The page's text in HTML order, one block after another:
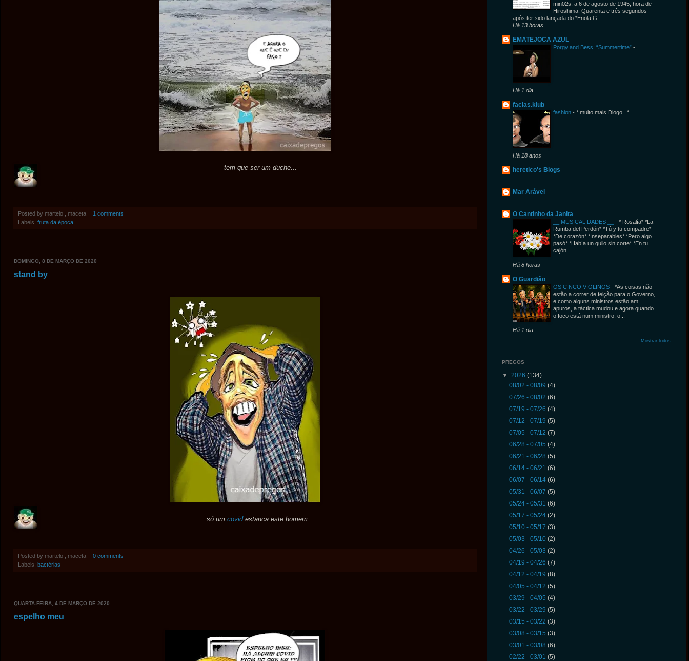
tem que ser um duche...
Posted by martelo , maceta
1 comments
Labels: fruta da época
DOMINGO, 8 DE MARÇO DE 2020
stand by
só umcovidestanca este homem...
Posted by martelo , maceta
0 comments
Labels: bactérias
QUARTA-FEIRA, 4 DE MARÇO DE 2020
espelho meu
min02s, a 6 de agosto de 1945, hora de
Hi­roshima. Qua­renta e três se­gundos
após ter sido lan­çada do *Enola G...
Há 13 horas
EMATEJOCA AZUL
Porgy and Bess: “Summertime” -
Há 1 dia
facias.klub
fashion - * muito mais Diogo...*
Há 18 anos
heretico's Blogs
-
Mar Arável
-
O Cantinho da Janita
__ MUSICALIDADES __ - * Rosalía* *La
Rumba del Perdón* *Tú y tu compadre*
*De corazón* *Inseparables* *Pero algo
pasó* *Había un quilo sin corte* *En tu
cajón...
Há 8 horas
O Guardião
OS CINCO VIOLINOS - *As coisas não
estão a correr de feição para o Governo,
e como alguns ministros estão am
apuros, a táctica mudou e agora quando
o foco está num ministro, o...
Há 1 dia
Mostrar todos
PREGOS
▼ 2026 (134)
08/02 - 08/09 (4)
07/26 - 08/02 (6)
07/19 - 07/26 (4)
07/12 - 07/19 (5)
07/05 - 07/12 (7)
06/28 - 07/05 (4)
06/21 - 06/28 (5)
06/14 - 06/21 (6)
06/07 - 06/14 (6)
05/31 - 06/07 (5)
05/24 - 05/31 (6)
05/17 - 05/24 (2)
05/10 - 05/17 (3)
05/03 - 05/10 (2)
04/26 - 05/03 (2)
04/19 - 04/26 (7)
04/12 - 04/19 (8)
04/05 - 04/12 (5)
03/29 - 04/05 (4)
03/22 - 03/29 (5)
03/15 - 03/22 (3)
03/08 - 03/15 (3)
03/01 - 03/08 (6)
02/22 - 03/01 (5)